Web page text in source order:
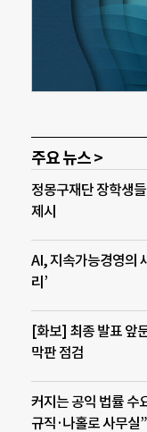
주요 뉴스 >
정몽구재단 장학생
제시
AI, 지속가능경영의
리’
[화보] 최종 발표 앞
막판 점검
커지는 공익 법률 수
규직·나홀로 사무실”